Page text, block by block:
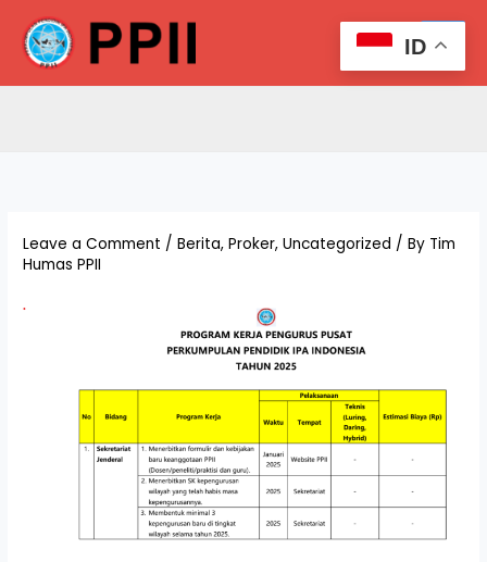
content
Search
Leave a Comment /Berita,Proker,Uncategorized / By Tim
Humas PPII
ID